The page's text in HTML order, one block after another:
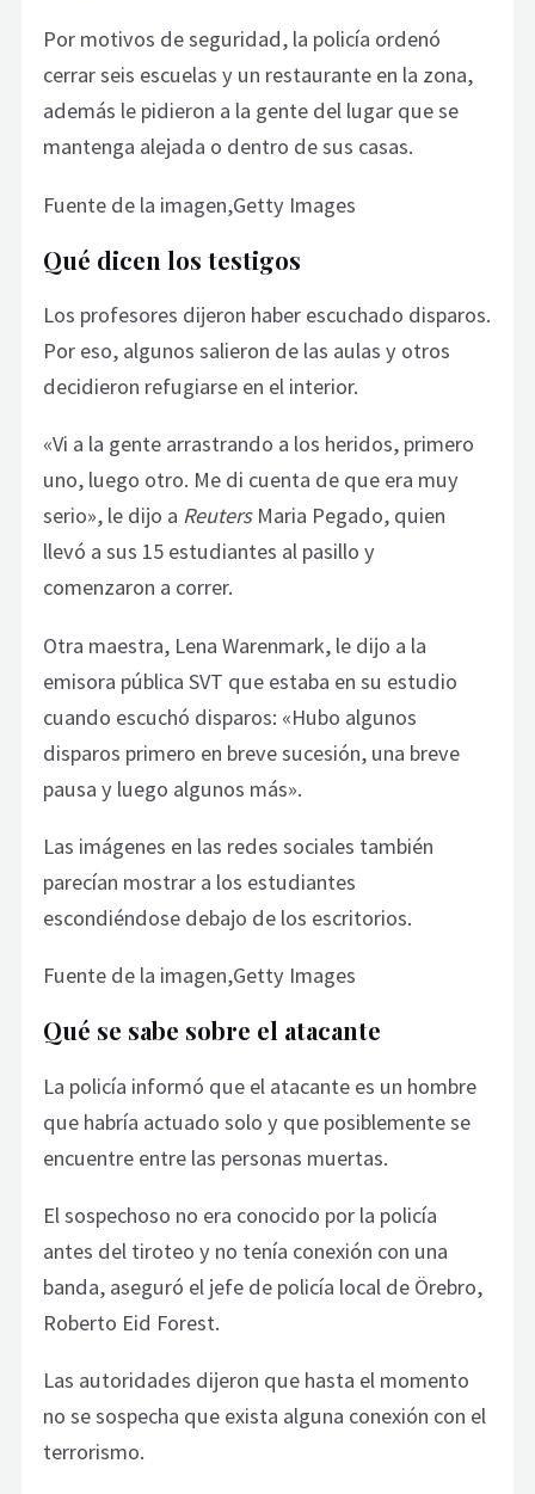
Por motivos de seguridad, la policía ordenó
cerrar seis escuelas y un restaurante en la zona,
además le pidieron a la gente del lugar que se
mantenga alejada o dentro de sus casas.
Fuente de la imagen,Getty Images
Qué dicen los testigos
Los profesores dijeron haber escuchado disparos.
Por eso, algunos salieron de las aulas y otros
decidieron refugiarse en el interior.
«Vi a la gente arrastrando a los heridos, primero
uno, luego otro. Me di cuenta de que era muy
serio», le dijo a ReutersMaria Pegado, quien
llevó a sus 15 estudiantes al pasillo y
comenzaron a correr.
Otra maestra, Lena Warenmark, le dijo a la
emisora pública SVT que estaba en su estudio
cuando escuchó disparos: «Hubo algunos
disparos primero en breve sucesión, una breve
pausa y luego algunos más».
Las imágenes en las redes sociales también
parecían mostrar a los estudiantes
escondiéndose debajo de los escritorios.
Fuente de la imagen,Getty Images
Qué se sabe sobre el atacante
La policía informó que el atacante es un hombre
que habría actuado solo y que posiblemente se
encuentre entre las personas muertas.
El sospechoso no era conocido por la policía
antes del tiroteo y no tenía conexión con una
banda, aseguró el jefe de policía local de Örebro,
Roberto Eid Forest.
Las autoridades dijeron que hasta el momento
no se sospecha que exista alguna conexión con el
terrorismo.